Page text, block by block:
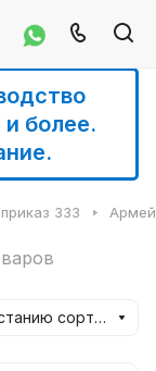
более.
333
По возрастанию сортировки